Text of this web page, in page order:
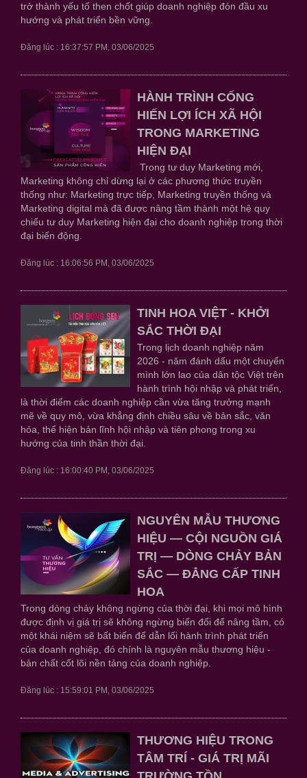
trở thành yếu tố then chốt giúp doanh nghiệp đón đầu xu
hướng và phát triển bền vững.
Đăng lúc : 16:37:57 PM, 03/06/2025
HÀNH TRÌNH CỐNG
HIẾN LỢI ÍCH XÃ HỘI
TRONG MARKETING
HIỆN ĐẠI
Trong tư duy Marketing mới,
Marketing không chỉ dừng lại ở các phương thức truyền
thống như: Marketing trực tiếp, Marketing truyền thống và
Marketing digital mà đã được nâng tầm thành một hệ quy
chiếu tư duy Marketing hiện đại cho doanh nghiệp trong thời
đại biến động.
Đăng lúc : 16:06:56 PM, 03/06/2025
TINH HOA VIỆT - KHỞI
SẮC THỜI ĐẠI
Trong lịch doanh nghiệp năm
2026 - năm đánh dấu một chuyển
mình lớn lao của dân tộc Việt trên
hành trình hội nhập và phát triển,
là thời điểm các doanh nghiệp cần vừa tăng trưởng mạnh
mẽ về quy mô, vừa khẳng định chiều sâu về bản sắc, văn
hóa, thể hiện bản lĩnh hội nhập và tiên phong trong xu
hướng của tinh thần thời đại.
Đăng lúc : 16:00:40 PM, 03/06/2025
NGUYÊN MẪU THƯƠNG
HIỆU — CỘI NGUỒN GIÁ
TRỊ — DÒNG CHẢY BẢN
SẮC — ĐẲNG CẤP TINH
HOA
Trong dòng chảy không ngừng của thời đại, khi mọi mô hình
được định vị giá trị sẽ không ngừng biến đổi để nâng tầm, có
một khái niệm sẽ bất biến để dẫn lối hành trình phát triển
của doanh nghiệp, đó chính là nguyên mẫu thương hiệu -
bản chất cốt lõi nền tảng của doanh nghiệp.
Đăng lúc : 15:59:01 PM, 03/06/2025
THƯƠNG HIỆU TRONG
TÂM TRÍ - GIÁ TRỊ MÃI